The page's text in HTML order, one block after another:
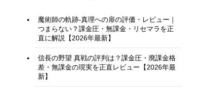
魔術師の軌跡-真理への扉の評価・レビュー｜
つまらない？課金圧・無課金・リセマラを正
直に解説【2026年最新】
信長の野望 真戦の評判は？課金圧・廃課金格
差・無課金の現実を正直レビュー【2026年最
新】